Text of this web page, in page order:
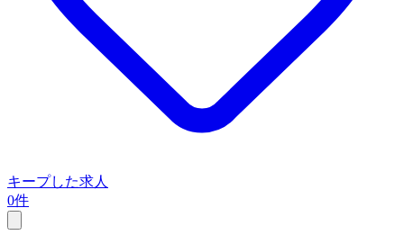
キープした求人
0件